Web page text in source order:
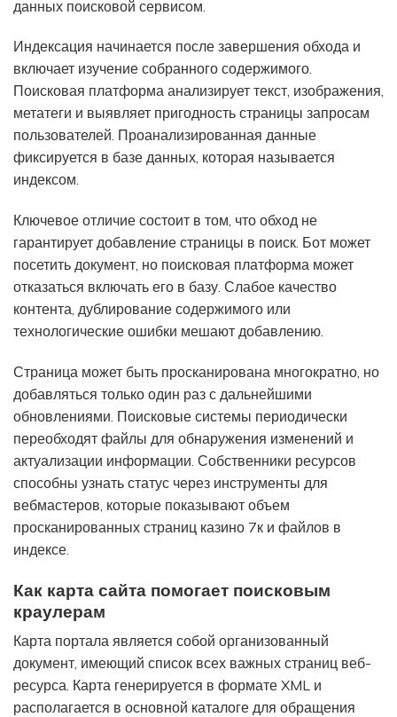
данных поисковой сервисом.
Индексация начинается после завершения обхода и
включает изучение собранного содержимого.
Поисковая платформа анализирует текст, изображения,
метатеги и выявляет пригодность страницы запросам
пользователей. Проанализированная данные
фиксируется в базе данных, которая называется
индексом.
Ключевое отличие состоит в том, что обход не
гарантирует добавление страницы в поиск. Бот может
посетить документ, но поисковая платформа может
отказаться включать его в базу. Слабое качество
контента, дублирование содержимого или
технологические ошибки мешают добавлению.
Страница может быть просканирована многократно, но
добавляться только один раз с дальнейшими
обновлениями. Поисковые системы периодически
переобходят файлы для обнаружения изменений и
актуализации информации. Собственники ресурсов
способны узнать статус через инструменты для
вебмастеров, которые показывают объем
просканированных страниц казино 7к и файлов в
индексе.
Как карта сайта помогает поисковым
краулерам
Карта портала является собой организованный
документ, имеющий список всех важных страниц веб-
ресурса. Карта генерируется в формате XML и
располагается в основной каталоге для обращения